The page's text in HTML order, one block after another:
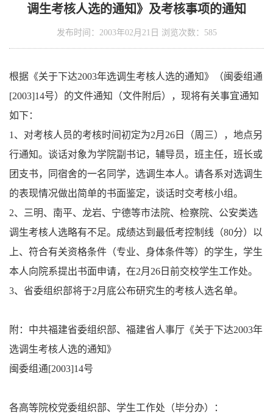
调生考核人选的通知》及考核事项的通知
发布时间：2003年02月21日 浏览次数： 585
根据《关于下达2003年选调生考核人选的通知》（闽委组通
[2003]14号）的文件通知（文件附后），现将有关事宜通知
如下：
1、对考核人员的考核时间初定为2月26日（周三），地点另
行通知。谈话对象为学院副书记，辅导员，班主任，班长或
团支书，同宿舍的一名同学，选调生本人。请各系对选调生
的表现情况做出简单的书面鉴定，谈话时交考核小组。
2、三明、南平、龙岩、宁德等市法院、检察院、公安类选
调生考核人选略有不足。成绩达到最低考控制线（80分）以
上、符合有关资格条件（专业、身体条件等）的学生，学生
本人向院系提出书面申请，在2月26日前交校学生工作处。
3、省委组织部将于2月底公布研究生的考核人选名单。
附：中共福建省委组织部、福建省人事厅《关于下达2003年
选调生考核人选的通知》
闽委组通[2003]14号
各高等院校党委组织部、学生工作处（毕分办）：